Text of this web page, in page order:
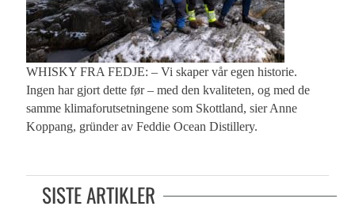
WHISKY FRA FEDJE: – Vi skaper vår egen historie.
Ingen har gjort dette før – med den kvaliteten, og med de
samme klimaforutsetningene som Skottland, sier Anne
Koppang, gründer av Feddie Ocean Distillery.
SISTE ARTIKLER